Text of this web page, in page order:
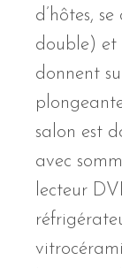
d’hôtes,
double) et
donnent
salon est
avec
lecteur